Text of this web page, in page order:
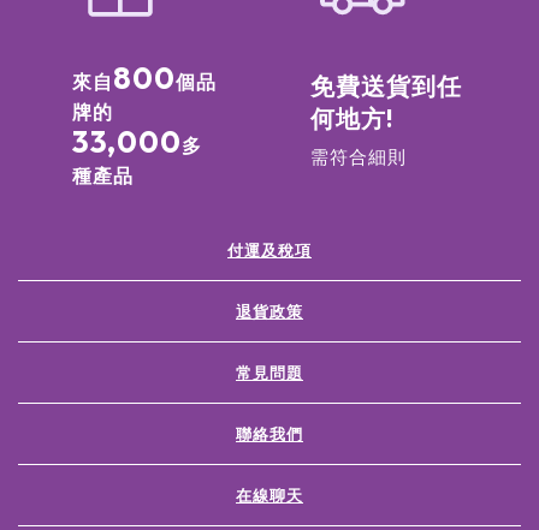
來自 800個品
牌的
33,000多
種產品
免費送貨到任
何地方!
需符合細則
付運及稅項
退貨政策
常見問題
聯絡我們
在線聊天